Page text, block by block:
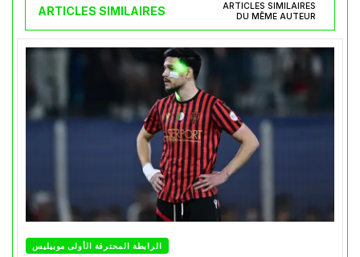
ARTICLES SIMILAIRES
ARTICLES SIMILAIRES
DU MÊME AUTEUR
الرابطة المحترفة الأولى موبيليس